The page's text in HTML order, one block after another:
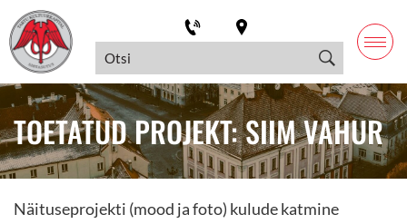
TOETATUD PROJEKT: SIIM VAHUR
Näituseprojekti (mood ja foto) kulude katmine